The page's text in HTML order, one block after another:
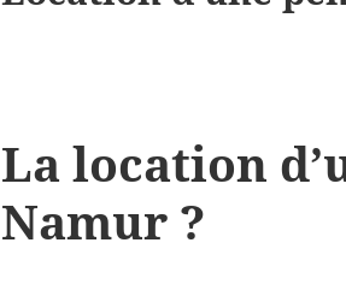
La location
Namur ?